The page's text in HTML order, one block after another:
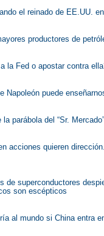
el reinado de EE.UU.
productores de
la Fed o apostar contra
Napoleón puede
la parábola del “Sr. Mercado”
acciones quieren
de superconductores
son escépticos
al mundo si China entra